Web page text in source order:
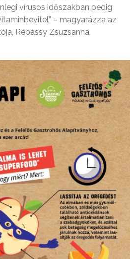
vírusos időszakban pedig
– magyarázza az
Répássy Zsuzsanna.